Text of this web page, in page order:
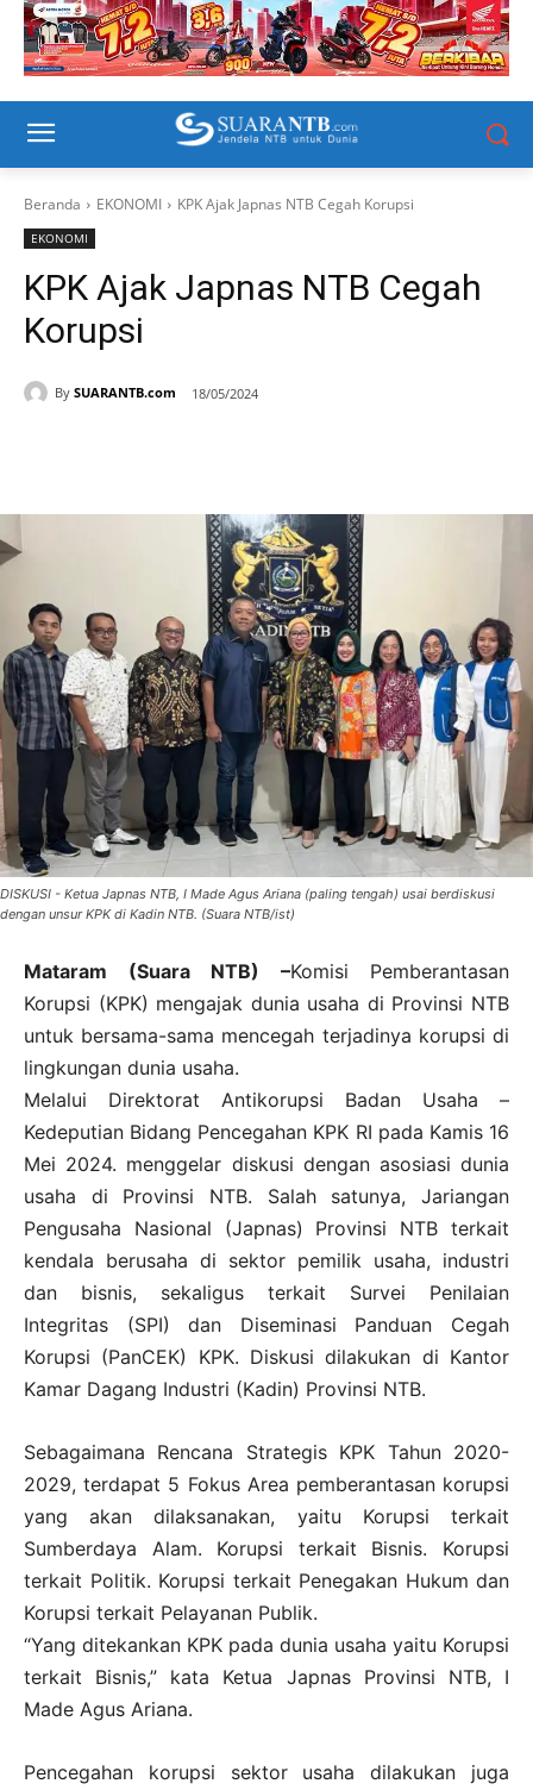
Beranda EKONOMI KPK Ajak Japnas NTB Cegah Korupsi
EKONOMI
KPK Ajak Japnas NTB Cegah
Korupsi
By SUARANTB.com 18/05/2024
DISKUSI - Ketua Japnas NTB, I Made Agus Ariana (paling tengah) usai berdiskusi
dengan unsur KPK di Kadin NTB. (Suara NTB/ist)
Mataram (Suara NTB) –Komisi Pemberantasan
Korupsi (KPK) mengajak dunia usaha di Provinsi NTB
untuk bersama-sama mencegah terjadinya korupsi di
lingkungan dunia usaha.
Melalui Direktorat Antikorupsi Badan Usaha –
Kedeputian Bidang Pencegahan KPK RI pada Kamis 16
Mei 2024. menggelar diskusi dengan asosiasi dunia
usaha di Provinsi NTB. Salah satunya, Jariangan
Pengusaha Nasional (Japnas) Provinsi NTB terkait
kendala berusaha di sektor pemilik usaha, industri
dan bisnis, sekaligus terkait Survei Penilaian
Integritas (SPI) dan Diseminasi Panduan Cegah
Korupsi (PanCEK) KPK. Diskusi dilakukan di Kantor
Kamar Dagang Industri (Kadin) Provinsi NTB.
Sebagaimana Rencana Strategis KPK Tahun 2020-
2029, terdapat 5 Fokus Area pemberantasan korupsi
yang akan dilaksanakan, yaitu Korupsi terkait
Sumberdaya Alam. Korupsi terkait Bisnis. Korupsi
terkait Politik. Korupsi terkait Penegakan Hukum dan
Korupsi terkait Pelayanan Publik.
“Yang ditekankan KPK pada dunia usaha yaitu Korupsi
terkait Bisnis,” kata Ketua Japnas Provinsi NTB, I
Made Agus Ariana.
Pencegahan korupsi sektor usaha dilakukan juga